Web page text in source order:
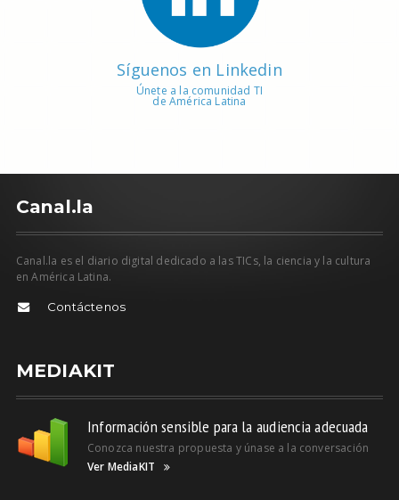
Síguenos en Linkedin
Únete a la comunidad TI
de América Latina
Canal.la
Canal.la es el diario digital dedicado a las TICs, la ciencia y la cultura
en América Latina.
Contáctenos
MEDIAKIT
Información sensible para la audiencia adecuada
Conozca nuestra propuesta y únase a la conversación
Ver MediaKIT